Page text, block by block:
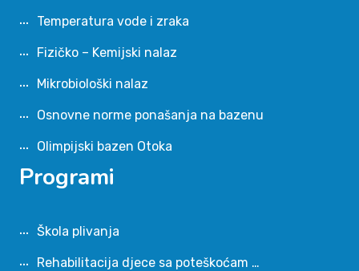
Temperatura vode i zraka
Fizičko – Kemijski nalaz
Mikrobiološki nalaz
Osnovne norme ponašanja na bazenu
Olimpijski bazen Otoka
Programi
Škola plivanja
Rehabilitacija djece sa poteškoćam …